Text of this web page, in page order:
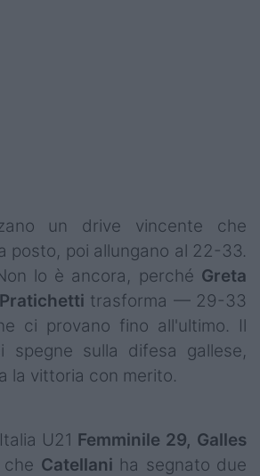
un drive vincente che
posto, poi allungano al 22-33.
lo è ancora, perché Greta
Pratichetti trasforma — 29-33
ci provano fino all'ultimo. Il
spegne sulla difesa gallese,
la vittoria con merito.
U21 Femminile 29, Galles
Catellani ha segnato due